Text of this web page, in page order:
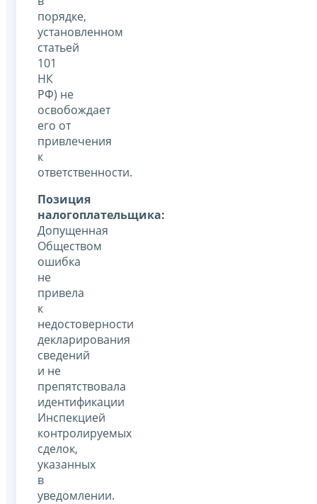
порядке,
установленном
статьей
101
НК
РФ) не
освобождает
его от
привлечения
к
ответственности.
Позиция
налогоплательщика:
Допущенная
Обществом
ошибка
не
привела
к
недостоверности
декларирования
сведений
и не
препятствовала
идентификации
Инспекцией
контролируемых
сделок,
указанных
в
уведомлении.